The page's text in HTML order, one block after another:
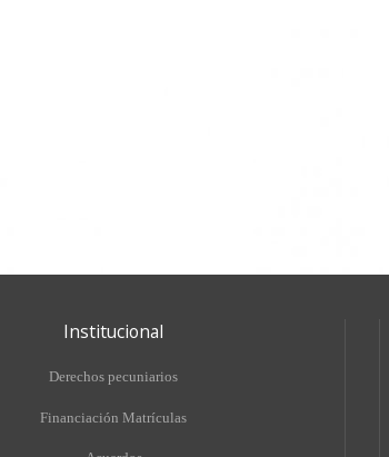
Institucional
Derechos pecuniarios
Financiación Matrículas